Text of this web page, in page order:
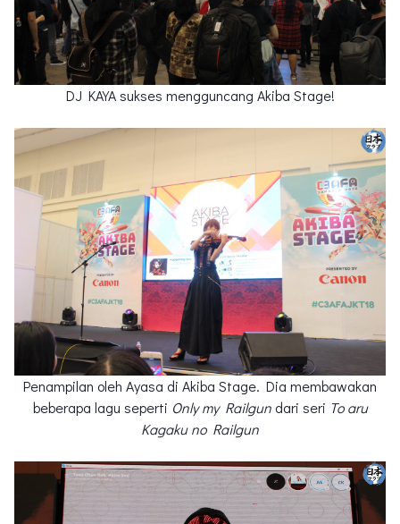
DJ KAYA sukses mengguncang Akiba Stage!
Penampilan oleh Ayasa di Akiba Stage. Dia membawakan
beberapa lagu seperti Only my Railgundari seri To aru
Kagaku no Railgun